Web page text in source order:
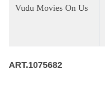
Vudu Movies On Us
ART.1075682
o